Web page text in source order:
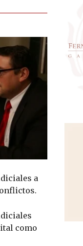
a
como